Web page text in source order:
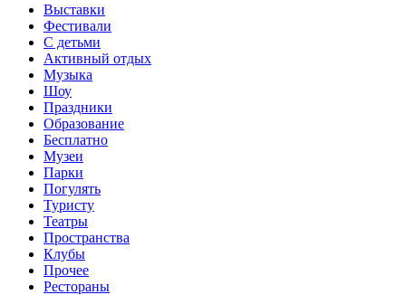
Выставки
Фестивали
С детьми
Активный отдых
Музыка
Шоу
Праздники
Образование
Бесплатно
Музеи
Парки
Погулять
Туристу
Театры
Пространства
Клубы
Прочее
Рестораны